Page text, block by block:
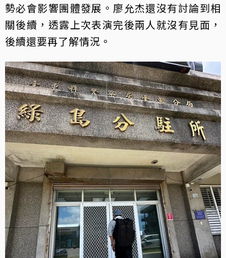
勢必會影響團體發展。廖允杰還沒有討論到相
關後續，透露上次表演完後兩人就沒有見面，
後續還要再了解情況。